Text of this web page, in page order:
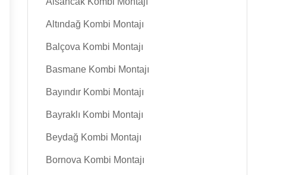
Altındağ Kombi Montajı
Balçova Kombi Montajı
Basmane Kombi Montajı
Bayındır Kombi Montajı
Bayraklı Kombi Montajı
Beydağ Kombi Montajı
Bornova Kombi Montajı